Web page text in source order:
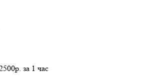
за 1 час